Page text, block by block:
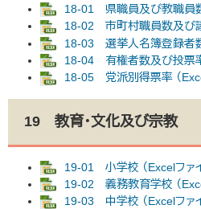
18-01 県職員及び教職員数
18-02 市町村職員数及び議
18-03 選挙人名簿登録者数
18-04 有権者数及び投票率
18-05 党派別得票率 （
19 教育・文化及び宗教
19-01 小学校 （Excelファイ
19-02 義務教育学校 （
19-03 中学校 （Excelファイ